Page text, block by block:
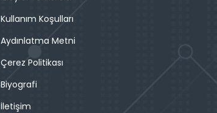
Kullanım Koşulları
Aydınlatma Metni
Çerez Politikası
Biyografi
İletişim